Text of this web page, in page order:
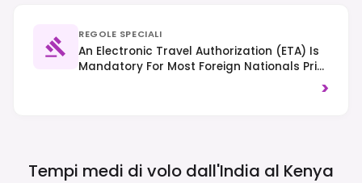
REGOLE SPECIALI
An Electronic Travel Authorization (eTA) Is
Mandatory For Most Foreign Nationals Prior
>
Tempi medi di volo dall'India al Kenya